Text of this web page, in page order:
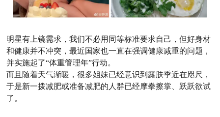
明星有上镜需求，我们不必用同等标准要求自己，但好身材
和健康并不冲突，最近国家也一直在强调健康减重的问题，
并实施起了“体重管理年”行动。
而且随着天气渐暖，很多姐妹已经意识到露肤季近在咫尺，
于是新一拨减肥或准备减肥的人群已经摩拳擦掌、跃跃欲试
了。